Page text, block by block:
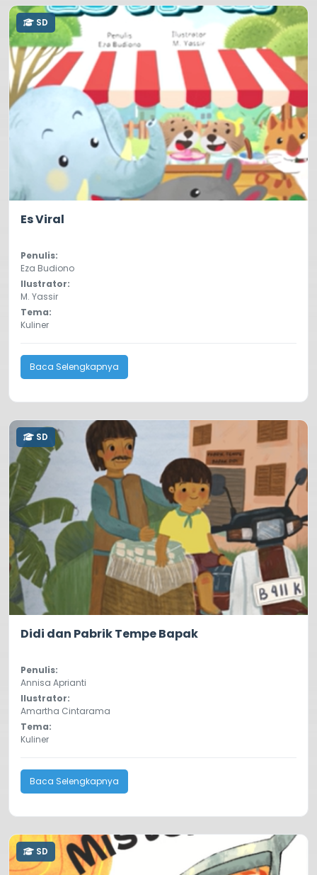
SD
Es Viral
Penulis:
Eza Budiono
Ilustrator:
M. Yassir
Tema:
Kuliner
Baca Selengkapnya
SD
Didi dan Pabrik Tempe Bapak
Penulis:
Annisa Aprianti
Ilustrator:
Amartha Cintarama
Tema:
Kuliner
Baca Selengkapnya
SD